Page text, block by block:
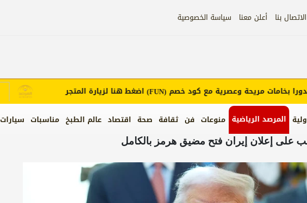
الاتصال بنا أعلن معنا سياسة الخصوصية
المرصد الرياضية منوعات فن ثقافة صحة اقتصاد عالم الطبخ مناسبات سيارات
مريحة وعصرية مع كود خصم(FUN)اضغط هنا لزيارة المتجر
على إعلان إيران فتح مضيق هرمز بالكامل